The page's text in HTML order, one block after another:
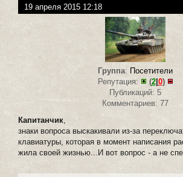
19 апреля 2015 12:18
Группа: Посетители
Репутация:
(2|0)
Публикаций: 5
Комментариев: 77
Капитанчик
знаки вопроса выскакивали из-за
клавиатуры, которая в момент написания
жила своей жизнью...И вот вопрос - а не